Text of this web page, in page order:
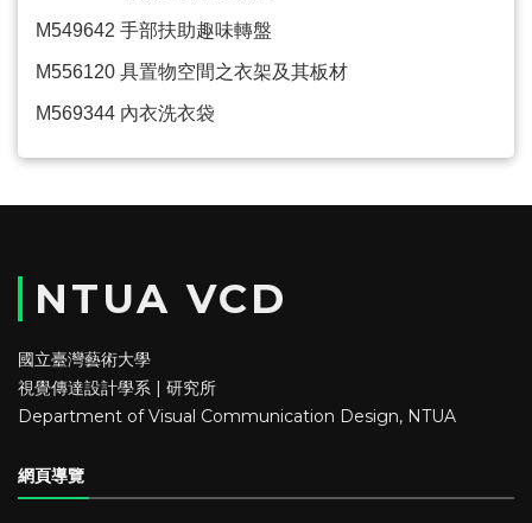
M549642 手部扶助趣味轉盤
M556120 具置物空間之衣架及其板材
M569344 內衣洗衣袋
NTUA VCD
國立臺灣藝術大學
視覺傳達設計學系 | 研究所
Department of Visual Communication Design, NTUA
網頁導覽